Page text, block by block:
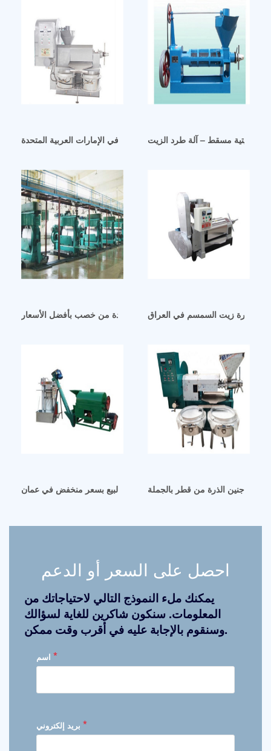
معصرة زيت بذور عباد الشمس الجديدة في الإمارات العربية المتحدة
الزيتية مسقط – آلة طرد الزيت
آلة عصر الزيت اليدوية المعتمدة من خصب بأفضل الأسعار
معصرة زيت السمسم في العراق
مكبس زيت هيدروليكي رائج البيع بسعر منخفض في عمان
زيت جنين الذرة من قطر بالجملة
احصل على السعر أو الدعم
يمكنك ملء النموذج التالي لاحتياجاتك من
المعلومات. سنكون شاكرين للغاية لسؤالك
وسنقوم بالإجابة عليه في أقرب وقت ممكن.
*
*